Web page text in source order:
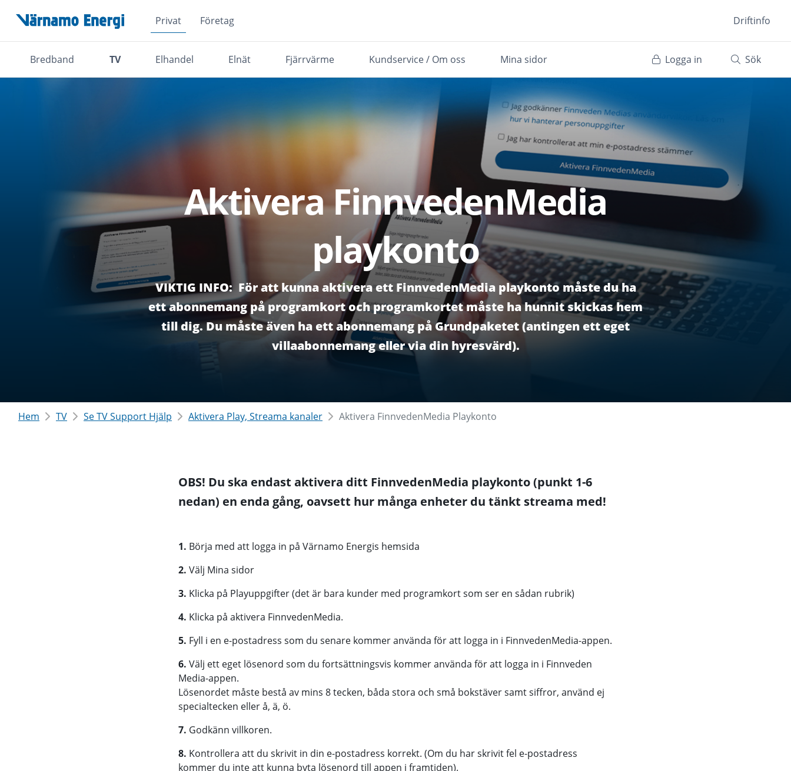
Hoppa över navigationsmenyn Privat Företag Driftinfo
Bredband TV Elhandel Elnät Fjärrvärme Kundservice / Om oss Mina sidor Logga in Sök
Aktivera FinnvedenMedia
playkonto
VIKTIG INFO: För att kunna aktivera ett FinnvedenMedia playkonto måste du ha
ett abonnemang på programkort och programkortet måste ha hunnit skickas hem
till dig. Du måste även ha ett abonnemang på Grundpaketet (antingen ett eget
villaabonnemang eller via din hyresvärd).
Hem TV Se TV Support Hjälp Aktivera Play, Streama kanaler Aktivera FinnvedenMedia Playkonto
OBS! Du ska endast aktivera ditt FinnvedenMedia playkonto (punkt 1-6
nedan) en enda gång, oavsett hur många enheter du tänkt streama med!
1. Börja med att logga in på Värnamo Energis hemsida
2. Välj Mina sidor
3. Klicka på Playuppgifter (det är bara kunder med programkort som ser en sådan rubrik)
4. Klicka på aktivera FinnvedenMedia.
5. Fyll i en e-postadress som du senare kommer använda för att logga in i FinnvedenMedia-appen.
6. Välj ett eget lösenord som du fortsättningsvis kommer använda för att logga in i Finnveden
Media-appen.
Lösenordet måste bestå av mins 8 tecken, båda stora och små bokstäver samt siffror, använd ej
specialtecken eller å, ä, ö.
7. Godkänn villkoren.
8. Kontrollera att du skrivit in din e-postadress korrekt. (Om du har skrivit fel e-postadress
kommer du inte att kunna byta lösenord till appen i framtiden).